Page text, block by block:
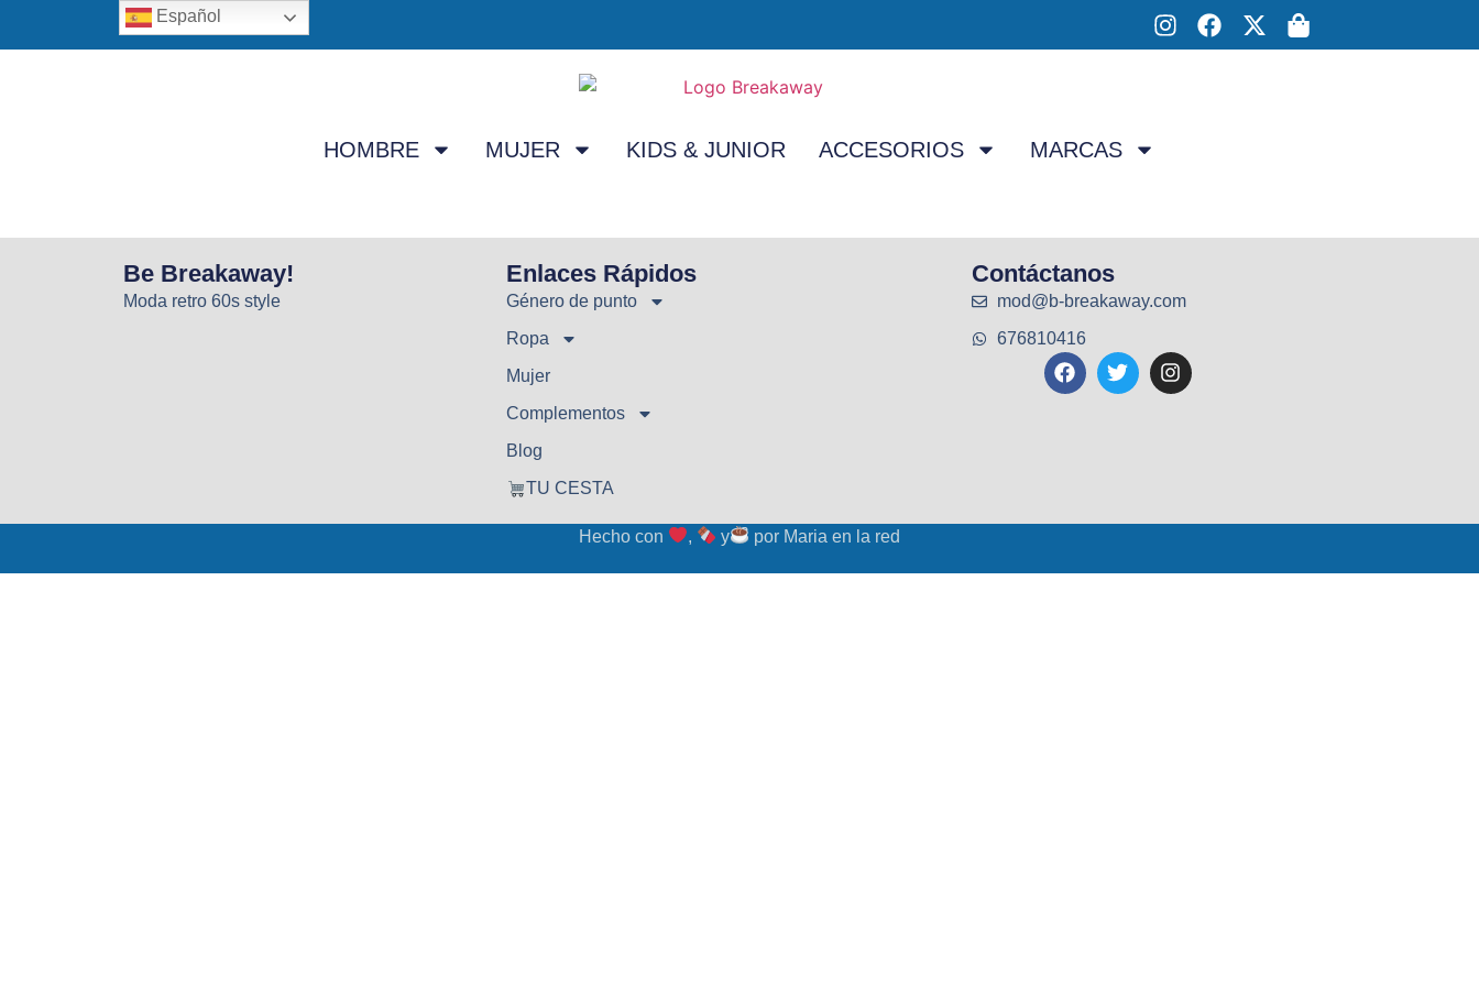
HOMBRE MUJER KIDS & JUNIOR ACCESORIOS MARCAS
Be Breakaway!
Moda retro 60s style
Enlaces Rápidos
Género de punto
Ropa
Mujer
Complementos
Blog
TU CESTA
Contáctanos
mod@b-breakaway.com
676810416
Hecho con , y por Maria en la red
Español